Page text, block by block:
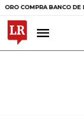
BANCO DE LA